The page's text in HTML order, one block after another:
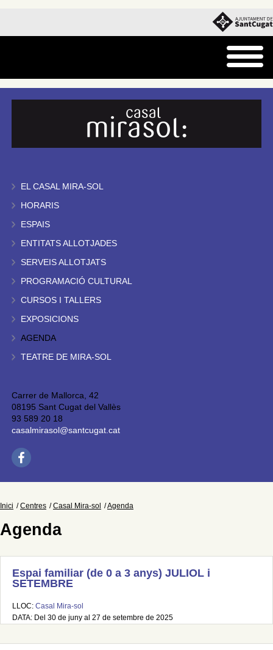
EL CASAL MIRA-SOL
HORARIS
ESPAIS
ENTITATS ALLOTJADES
SERVEIS ALLOTJATS
PROGRAMACIÓ CULTURAL
CURSOS I TALLERS
EXPOSICIONS
AGENDA
TEATRE DE MIRA-SOL
Carrer de Mallorca, 42
08195 Sant Cugat del Vallès
93 589 20 18
casalmirasol@santcugat.cat
Inici Centres Casal Mira-sol Agenda
Agenda
Espai familiar (de 0 a 3 anys) JULIOL i
SETEMBRE
LLOC: Casal Mira-sol
DATA: Del 30 de juny al 27 de setembre de 2025